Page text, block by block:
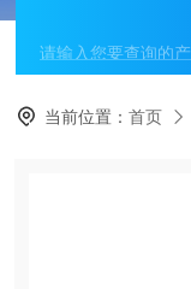
当前位置：首页